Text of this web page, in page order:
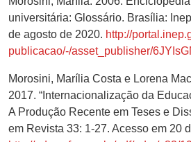
universitária: Glossário. Brasília:
de agosto de 2020. http://
publicacao/-/asset_publisher/
Morosini, Marília Costa e Lorena
2017. “Internacionalização da
A Produção Recente em Teses e
em Revista 33: 1-27. Acesso em 20